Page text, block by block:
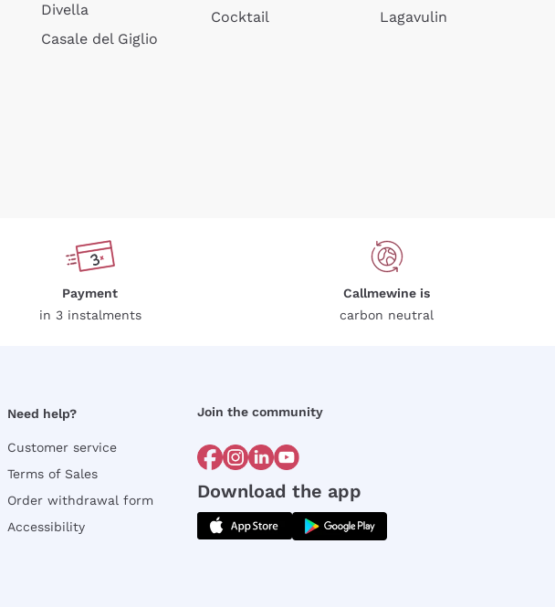
Divella
Casale del Giglio
Cocktail
Lagavulin
Payment
in 3 instalments
Callmewine is
carbon neutral
Need help?
Customer service
Terms of Sales
Order withdrawal form
Accessibility
Join the community
Download the app